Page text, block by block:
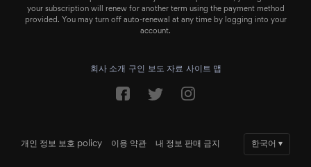
your subscription will renew for another term using the payment method
provided. You may turn off auto-renewal at any time by logging into your
account.
회사 소개 구인 보도 자료 사이트 맵
개인 정보 보호 policy 이용 약관 내 정보 판매 금지 한국어 ▾